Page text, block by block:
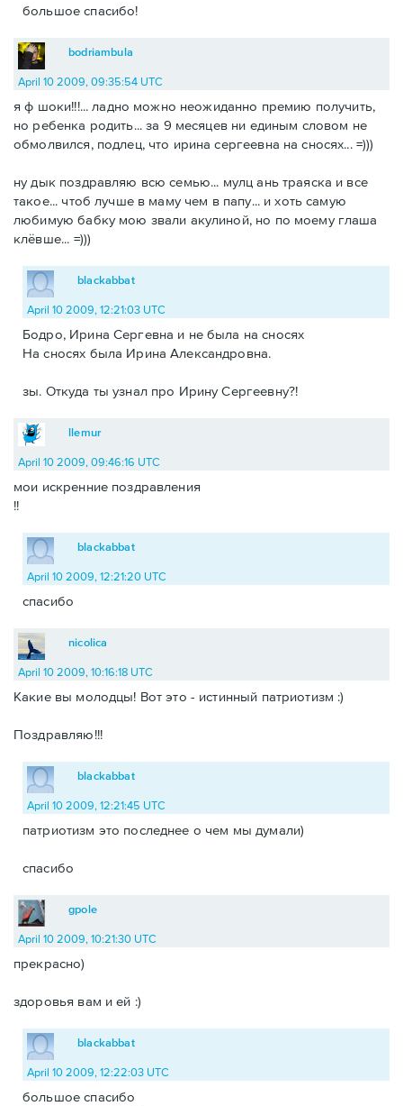
большое спасибо!
bodriambula
April 10 2009, 09:35:54 UTC
я ф шоки!!!... ладно можно неожиданно премию получить,
но ребенка родить... за 9 месяцев ни единым словом не
обмолвился, подлец, что ирина сергеевна на сносях... =)))
ну дык поздравляю всю семью... мулц ань траяска и все
такое... чтоб лучше в маму чем в папу... и хоть самую
любимую бабку мою звали акулиной, но по моему глаша
клёвше... =)))
blackabbat
April 10 2009, 12:21:03 UTC
Бодро, Ирина Сергевна и не была на сносях
На сносях была Ирина Александровна.
зы. Откуда ты узнал про Ирину Сергеевну?!
llemur
April 10 2009, 09:46:16 UTC
мои искренние поздравления
!!
blackabbat
April 10 2009, 12:21:20 UTC
спасибо
nicolica
April 10 2009, 10:16:18 UTC
Какие вы молодцы! Вот это - истинный патриотизм :)
Поздравляю!!!
blackabbat
April 10 2009, 12:21:45 UTC
патриотизм это последнее о чем мы думали)
спасибо
gpole
April 10 2009, 10:21:30 UTC
прекрасно)
здоровья вам и ей :)
blackabbat
April 10 2009, 12:22:03 UTC
большое спасибо